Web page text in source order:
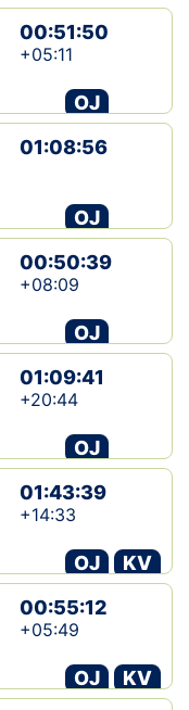
00:51:50
+05:11
OJ
01:08:56
OJ
00:50:39
+08:09
OJ
01:09:41
+20:44
OJ
01:43:39
+14:33
OJ
KV
00:55:12
+05:49
OJ
KV